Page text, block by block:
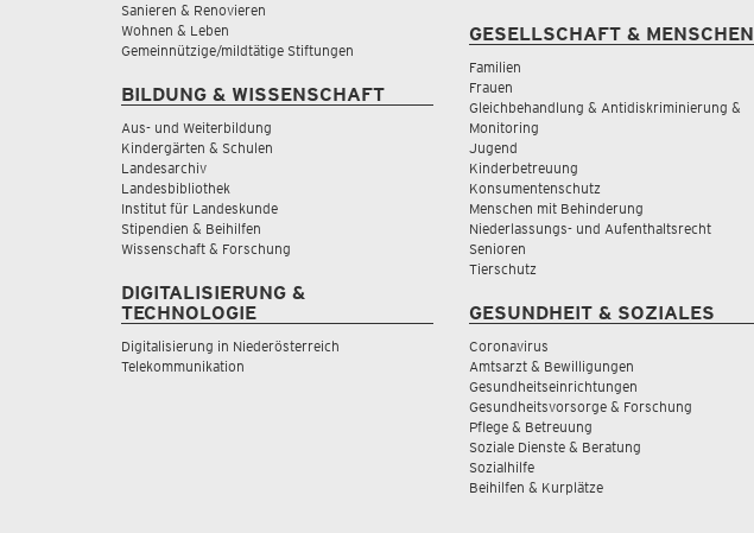
Sanieren & Renovieren
Wohnen & Leben
Gemeinnützige/mildtätige Stiftungen
BILDUNG & WISSENSCHAFT
Aus- und Weiterbildung
Kindergärten & Schulen
Landesarchiv
Landesbibliothek
Institut für Landeskunde
Stipendien & Beihilfen
Wissenschaft & Forschung
DIGITALISIERUNG &
TECHNOLOGIE
Digitalisierung in Niederösterreich
Telekommunikation
GESELLSCHAFT & MENSCHEN
Familien
Frauen
Gleichbehandlung & Antidiskriminierung &
Monitoring
Jugend
Kinderbetreuung
Konsumentenschutz
Menschen mit Behinderung
Niederlassungs- und Aufenthaltsrecht
Senioren
Tierschutz
GESUNDHEIT & SOZIALES
Coronavirus
Amtsarzt & Bewilligungen
Gesundheitseinrichtungen
Gesundheitsvorsorge & Forschung
Pflege & Betreuung
Soziale Dienste & Beratung
Sozialhilfe
Beihilfen & Kurplätze